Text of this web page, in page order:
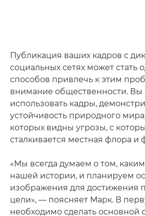
Публикация ваших кадров с
социальных сетях может стать
способов привлечь к этим
внимание общественности. Вы
использовать кадры,
устойчивость природного
которых видны угрозы, с
сталкивается местная флора и
«Мы всегда думаем о том,
нашей истории, и планируем
изображения для достижения
цели», — поясняет Марк. В
необходимо сделать основной